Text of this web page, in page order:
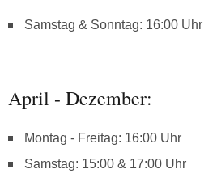
Samstag & Sonntag: 16:00 Uhr
April - Dezember:
Montag - Freitag: 16:00 Uhr
Samstag: 15:00 & 17:00 Uhr